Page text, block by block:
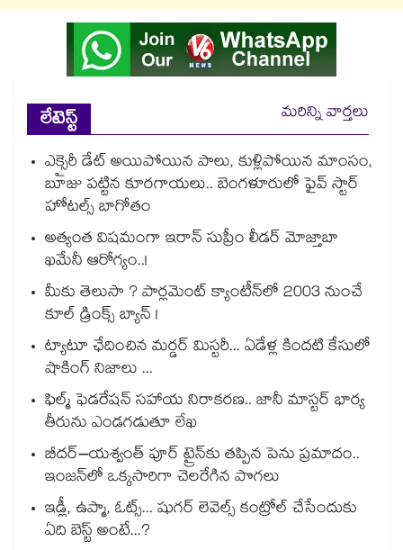
లేటెస్ట్
మరిన్ని వార్తలు
ఎక్సైరీ డేట్ అయిపోయిన పాలు, కుళ్లిపోయిన మాంసం,
బూజు పట్టిన కూరగాయలు.. బెంగళూరులో ఫైవ్ స్టార్
హోటల్స్ బాగోతం
అత్యంత విషమంగా ఇరాన్ సుప్రీం లీడర్ మోజ్తాబా
ఖమేనీ ఆరోగ్యం..!
మీకు తెలుసా ? పార్లమెంట్ క్యాంటీన్⁪లో 2003 నుంచే
కూల్ డ్రింక్స్ బ్యాన్ !
ట్యాటూ ఛేదించిన మర్డర్ మిస్టరీ... ఏడేళ్ల కిందటి కేసులో
షాకింగ్ నిజాలు ...
ఫిల్మ్ ఫెడరేషన్ సహాయ నిరాకరణ.. జానీ మాస్టర్ భార్య
తీరును ఎండగడుతూ లేఖ
బీదర్–యశ్వంత్ పూర్ ట్రైన్‎కు తప్పిన పెను ప్రమాదం..
ఇంజన్‎లో ఒక్కసారిగా చెలరేగిన పొగలు
ఇడ్లీ, ఉప్మా, ఓట్స్... షుగర్ లెవెల్స్ కంట్రోల్ చేసేందుకు
ఏది బెస్ట్ అంటే...?